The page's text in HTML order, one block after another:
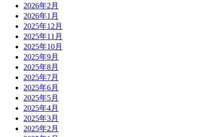
2026年2月
2026年1月
2025年12月
2025年11月
2025年10月
2025年9月
2025年8月
2025年7月
2025年6月
2025年5月
2025年4月
2025年3月
2025年2月